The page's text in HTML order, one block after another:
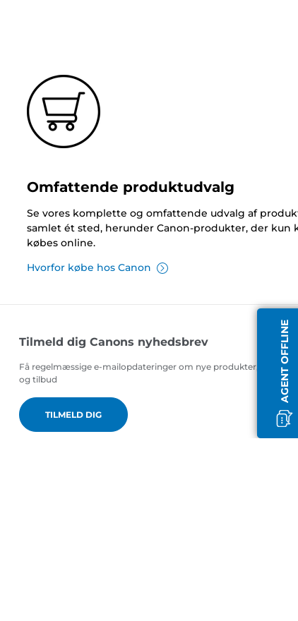
AGENT OFFLINE
Omfattende produktudvalg
Se vores komplette og omfattende udvalg af
samlet ét sted, herunder Canon-produkter, der kun
købes online.
Hvorfor købe hos Canon
Tilmeld dig Canons nyhedsbrev
Få regelmæssige e-mailopdateringer om nye produkter, nyttige
og tilbud
TILMELD DIG